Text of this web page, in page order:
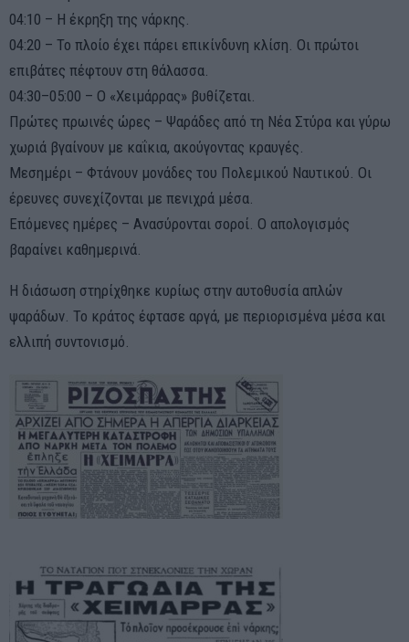
04:10 – Η έκρηξη της νάρκης.
04:20 – Το πλοίο έχει πάρει επικίνδυνη κλίση. Οι πρώτοι
επιβάτες πέφτουν στη θάλασσα.
04:30–05:00 – Ο «Χειμάρρας» βυθίζεται.
Πρώτες πρωινές ώρες – Ψαράδες από τη Νέα Στύρα και γύρω
χωριά βγαίνουν με καΐκια, ακούγοντας κραυγές.
Μεσημέρι – Φτάνουν μονάδες του Πολεμικού Ναυτικού. Οι
έρευνες συνεχίζονται με πενιχρά μέσα.
Επόμενες ημέρες – Ανασύρονται σοροί. Ο απολογισμός
βαραίνει καθημερινά.
Η διάσωση στηρίχθηκε κυρίως στην αυτοθυσία απλών
ψαράδων. Το κράτος έφτασε αργά, με περιορισμένα μέσα και
ελλιπή συντονισμό.